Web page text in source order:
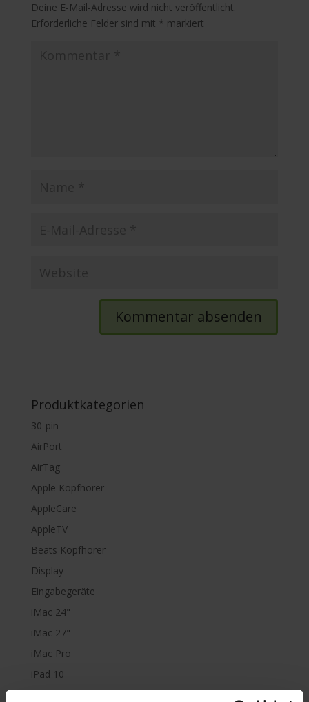
Deine E-Mail-Adresse wird nicht veröffentlicht.
Erforderliche Felder sind mit * markiert
Produktkategorien
30-pin
AirPort
AirTag
Apple Kopfhörer
AppleCare
AppleTV
Beats Kopfhörer
Display
Eingabegeräte
iMac 24"
iMac 27"
iMac Pro
iPad 10